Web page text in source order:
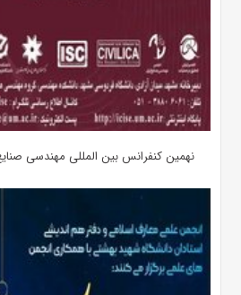
نهمین کنفرانس بین المللی مهندسی